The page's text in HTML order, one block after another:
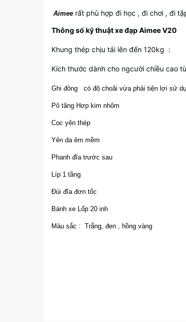
Aimee rất phù hợp đi học , đi chơi , đi
Thông số kỹ thuật xe đạp Aimee V20
Khung thép chịu tải lên đến 120kg :
Kích thước dành cho ngcười chiều
Ghi đông có độ choãi vừa phải tiện lợi sử
Pô tăng Hợp kim nhôm
Cọc yên thép
Yên da êm mềm
Phanh đĩa trước sau
Líp 1 tầng
Đùi đĩa đơn tốc
Bánh xe Lốp 20 inh
Màu sắc : Trắng, đen , hồng vàng